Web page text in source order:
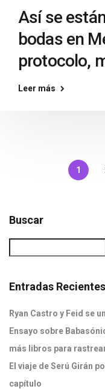
Así se
bodas en
protocolo,
Leer más
1
Buscar
Entradas Recientes
Ryan Castro y Feid se
Ensayo sobre
más libros para
El viaje de Serú Girán
capítulo